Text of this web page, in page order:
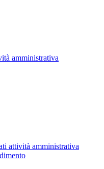
amministrativa
attività amministrativa